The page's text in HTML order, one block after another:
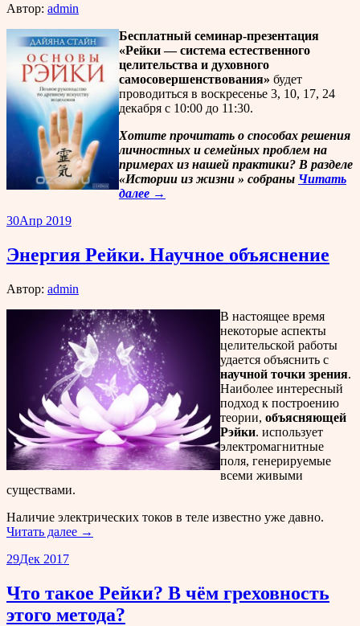
Автор: admin
Бесплатный семинар-презентация
«Рейки — система естественного
целительства и духовного
самосовершенствования» будет
проводиться в воскресенье 3, 10, 17, 24
декабря с 10:00 до 11:30.
Хотите прочитать о способах решения
личностных и семейных проблем на
примерах из нашей практики? В разделе
«Истории из жизни » собраны Читать
далее →
30Апр 2019
Энергия Рейки. Научное объяснение
Автор: admin
В настоящее время
некоторые аспекты
целительской работы
удается объяснить с
научной точки зрения.
Наиболее интересный
подход к построению
теории, объясняющей
Рэйки. использует
электромагнитные
поля, генерируемые
всеми живыми
существами.
Наличие электрических токов в теле известно уже давно.
Читать далее →
29Дек 2017
Что такое Рейки? В чём греховность
этого метода?